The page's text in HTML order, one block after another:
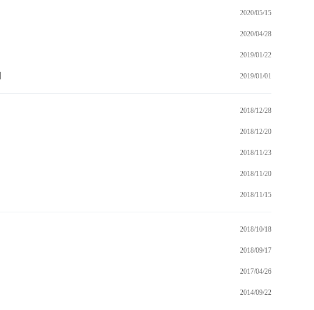
2020/05/15
2020/04/28
2019/01/22
2019/01/01
2018/12/28
2018/12/20
2018/11/23
2018/11/20
2018/11/15
2018/10/18
2018/09/17
2017/04/26
2014/09/22